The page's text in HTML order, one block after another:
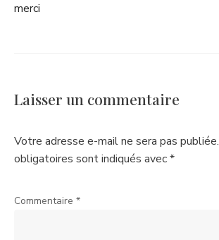
merci
Laisser un commentaire
Votre adresse e-mail ne sera pas publiée.
obligatoires sont indiqués avec*
Commentaire *